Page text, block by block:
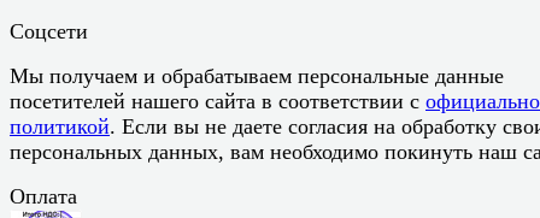
Соцсети
Мы получаем и обрабатываем персональные данные
посетителей нашего сайта в соответствии с
политикой. Если вы не даете согласия на обработку
персональных данных, вам необходимо покинуть наш
Оплата